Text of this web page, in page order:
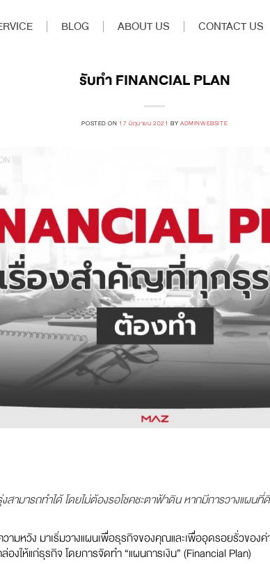
BLOG ABOUT US CONTACT US
รับทำ FINANCIAL PLAN
POSTED ON17 มิถุนายน 2021 BYADMINWEBSITE
สามารถทำได้ โดยไม่ต้องรอโชคชะตาฟ้าดิน หากมีการวางแผนที่ดี
ามหวัง มาเริ่มวางแผนเพื่อธุรกิจของคุณและเพื่ออุดรอยรั่วของค่
ให้แก่ธุรกิจ โดยการจัดทำ “แผนการเงิน” (Financial Plan)